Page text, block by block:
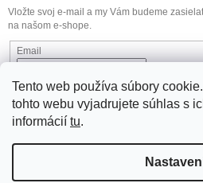
Tento web používa súbory
tohto webu vyjadrujete súhlas s
informácií tu.
Vložte svoj e-mail a my Vám budeme
na našom e-shope.
Email
Vložením e-mailu súhlasíte s
Prihlásiť sa